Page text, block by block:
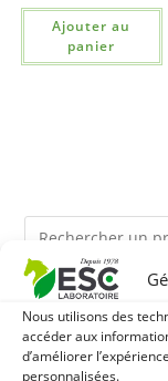
Nous utilisons des
accéder aux
d’améliorer
personnalisées.
Ajouter au
panier
Ils pourraient
1